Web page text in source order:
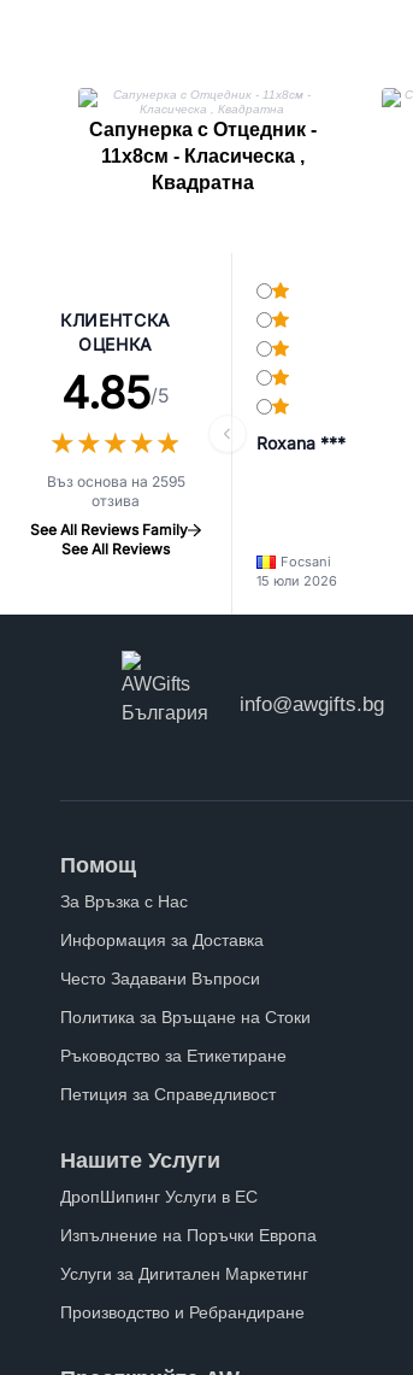
Сапунерка с Отцедник -
11х8см - Класическа ,
Квадратна
КЛИЕНТСКА
ОЦЕНКА
4.85/5
★★★★★
★★★★★
Въз основа на 2595
отзива
See All Reviews Family
See All Reviews
Roxana ***
Focsani
15 юли 2026
info@awgifts.bg
Помощ
За Връзка с Нас
Информация за Доставка
Често Задавани Въпроси
Политика за Връщане на Стоки
Ръководство за Етикетиране
Петиция за Справедливост
Нашите Услуги
ДропШипинг Услуги в ЕС
Изпълнение на Поръчки Европа
Услуги за Дигитален Маркетинг
Производство и Ребрандиране